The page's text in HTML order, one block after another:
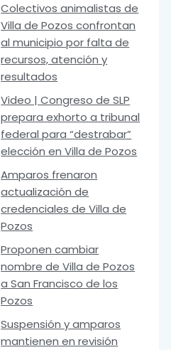
Colectivos animalistas de
Villa de Pozos confrontan
al municipio por falta de
recursos, atención y
resultados
Video | Congreso de SLP
prepara exhorto a tribunal
federal para “destrabar”
elección en Villa de Pozos
Amparos frenaron
actualización de
credenciales de Villa de
Pozos
Proponen cambiar
nombre de Villa de Pozos
a San Francisco de los
Pozos
Suspensión y amparos
mantienen en revisión